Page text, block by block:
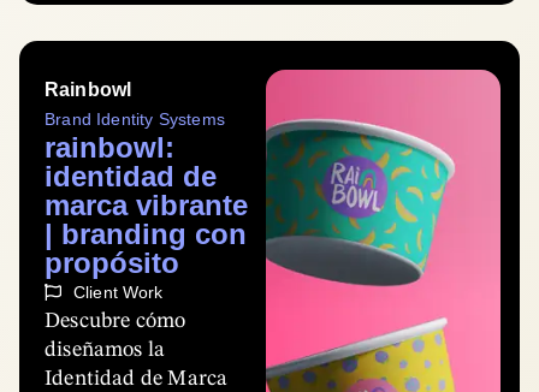
Rainbowl
Brand Identity Systems
rainbowl:
identidad de
marca vibrante
| branding con
propósito
Client Work
Descubre cómo
diseñamos la
Identidad de Marca